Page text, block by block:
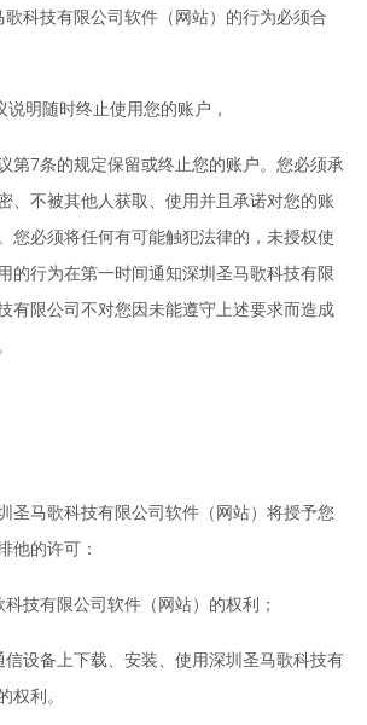
科技有限公司软件（网站）的行为必须合
明随时终止使用您的账户，
第7条的规定保留或终止您的账户。您必须承
、不被其他人获取、使用并且承诺对您的账
您必须将任何有可能触犯法律的，未授权使
的行为在第一时间通知深圳圣马歌科技有限
有限公司不对您因未能遵守上述要求而造成
圣马歌科技有限公司软件（网站）将授予您
他的许可：
技有限公司软件（网站）的权利；
设备上下载、安装、使用深圳圣马歌科技有
权利。